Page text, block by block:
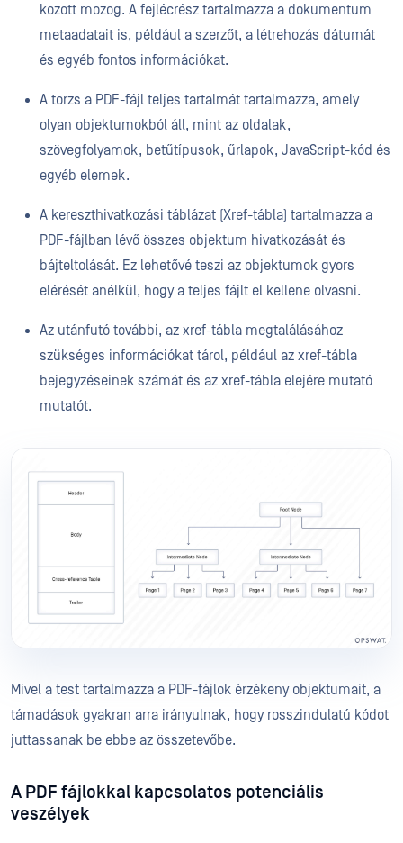
között mozog. A fejlécrész tartalmazza a dokumentum
metaadatait is, például a szerzőt, a létrehozás dátumát
és egyéb fontos információkat.
A törzs a PDF-fájl teljes tartalmát tartalmazza, amely
olyan objektumokból áll, mint az oldalak,
szövegfolyamok, betűtípusok, űrlapok, JavaScript-kód és
egyéb elemek.
A kereszthivatkozási táblázat (Xref-tábla) tartalmazza a
PDF-fájlban lévő összes objektum hivatkozását és
bájteltolását. Ez lehetővé teszi az objektumok gyors
elérését anélkül, hogy a teljes fájlt el kellene olvasni.
Az utánfutó további, az xref-tábla megtalálásához
szükséges információkat tárol, például az xref-tábla
bejegyzéseinek számát és az xref-tábla elejére mutató
mutatót.
Mivel a test tartalmazza a PDF-fájlok érzékeny objektumait, a
támadások gyakran arra irányulnak, hogy rosszindulatú kódot
juttassanak be ebbe az összetevőbe.
A PDF fájlokkal kapcsolatos potenciális
veszélyek